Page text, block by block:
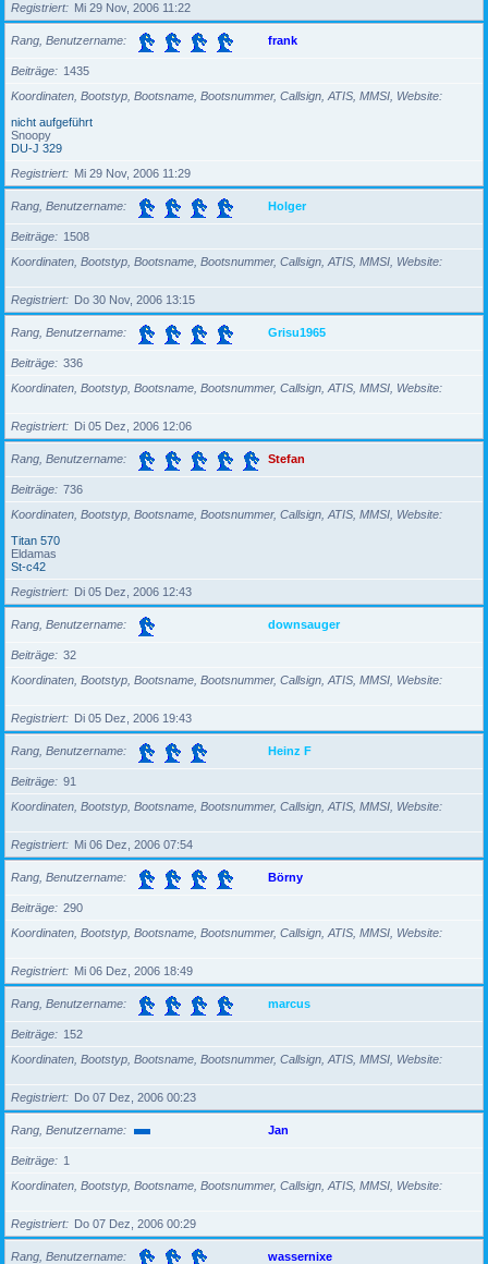
Registriert Mi 29 Nov, 2006 11:22
Rang, Benutzername frank
Beiträge
1435
Koordinaten, Bootstyp, Bootsname, Bootsnummer, Callsign, ATIS, MMSI, Website
nicht aufgeführt
Snoopy
DU-J 329
Registriert
Mi 29 Nov, 2006 11:29
Rang, Benutzername Holger
Beiträge
1508
Koordinaten, Bootstyp, Bootsname, Bootsnummer, Callsign, ATIS, MMSI, Website
Registriert Do 30 Nov, 2006 13:15
Rang, Benutzername Grisu1965
Beiträge
336
Koordinaten, Bootstyp, Bootsname, Bootsnummer, Callsign, ATIS, MMSI, Website
Registriert Di 05 Dez, 2006 12:06
Rang, Benutzername Stefan
Beiträge
736
Koordinaten, Bootstyp, Bootsname, Bootsnummer, Callsign, ATIS, MMSI, Website
Titan 570
Eldamas
St-c42
Registriert
Di 05 Dez, 2006 12:43
Rang, Benutzername downsauger
Beiträge
32
Koordinaten, Bootstyp, Bootsname, Bootsnummer, Callsign, ATIS, MMSI, Website
Registriert Di 05 Dez, 2006 19:43
Rang, Benutzername Heinz F
Beiträge
91
Koordinaten, Bootstyp, Bootsname, Bootsnummer, Callsign, ATIS, MMSI, Website
Registriert Mi 06 Dez, 2006 07:54
Rang, Benutzername Börny
Beiträge
290
Koordinaten, Bootstyp, Bootsname, Bootsnummer, Callsign, ATIS, MMSI, Website
Registriert Mi 06 Dez, 2006 18:49
Rang, Benutzername marcus
Beiträge
152
Koordinaten, Bootstyp, Bootsname, Bootsnummer, Callsign, ATIS, MMSI, Website
Registriert Do 07 Dez, 2006 00:23
Rang, Benutzername Jan
Beiträge
1
Koordinaten, Bootstyp, Bootsname, Bootsnummer, Callsign, ATIS, MMSI, Website
Registriert Do 07 Dez, 2006 00:29
Rang, Benutzername wassernixe